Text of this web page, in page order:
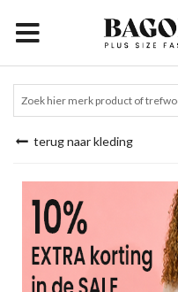
terug naar kleding